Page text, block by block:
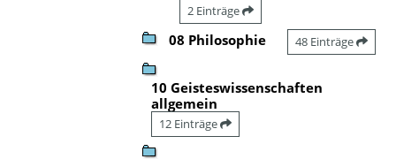
2 Einträge
08 Philosophie 48 Einträge
10 Geisteswissenschaften
allgemein
12 Einträge